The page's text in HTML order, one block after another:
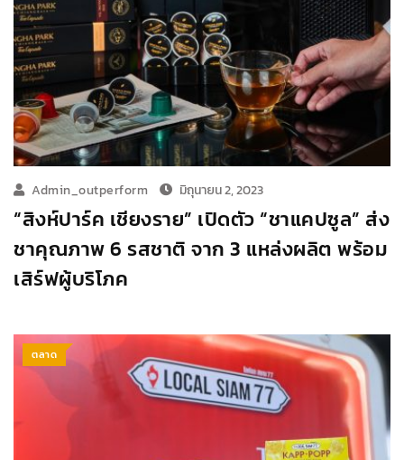
Admin_outperform มิถุนายน 2, 2023
“สิงห์ปาร์ค เชียงราย” เปิดตัว “ชาแคปซูล” ส่ง
ชาคุณภาพ 6 รสชาติ จาก 3 แหล่งผลิต พร้อม
เสิร์ฟผู้บริโภค
ตลาด